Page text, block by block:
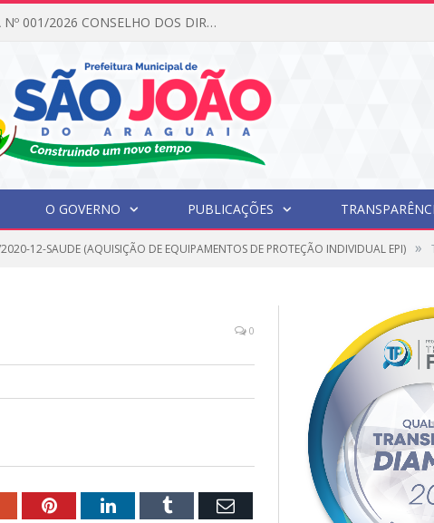
EDITAL DE CHAMADA PÚBLICA Nº 001/2026 CONSELHO DOS DIREITOS DA CRIANÇA E DO ADOLESCENTE
O GOVERNO PUBLICAÇÕES
2020-12-SAUDE (AQUISIÇÃO DE EQUIPAMENTOS DE PROTEÇÃO INDIVIDUAL EPI) »
0
PinterestLinkedInTumblr Email